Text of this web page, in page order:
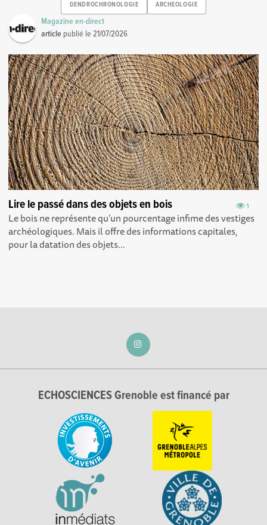
DENDROCHRONOLOGIE ARCHEOLOGIE
Magazine en-direct
article publié le21/07/2026
1
Lire le passé dans des objets en bois
Le bois ne représente qu’un pourcentage infime des vestiges
archéologiques. Mais il offre des informations capitales,
pour la datation des objets...
ECHOSCIENCES Grenoble est financé par